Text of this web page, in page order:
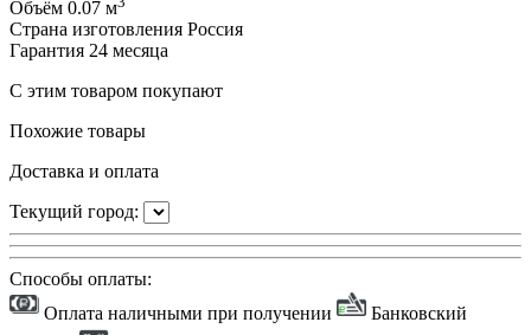
Объём 0.07 м
Страна изготовления Россия
Гарантия 24 месяца
С этим товаром покупают
Похожие товары
Доставка и оплата
Текущий город:
Способы оплаты:
Оплата наличными при получении
Банковский